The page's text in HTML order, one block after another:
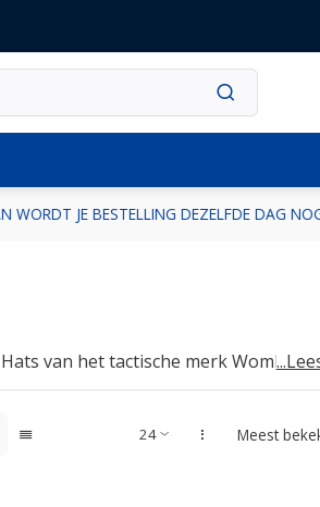
JE BESTELLING DEZELFDE DAG NOG
van het tactische merk Wombat
Meest